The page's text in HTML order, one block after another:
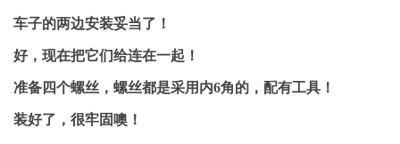
车子的两边安装妥当了！
好，现在把它们给连在一起！
准备四个螺丝，螺丝都是采用内6角的，配有工具！
装好了，很牢固噢！